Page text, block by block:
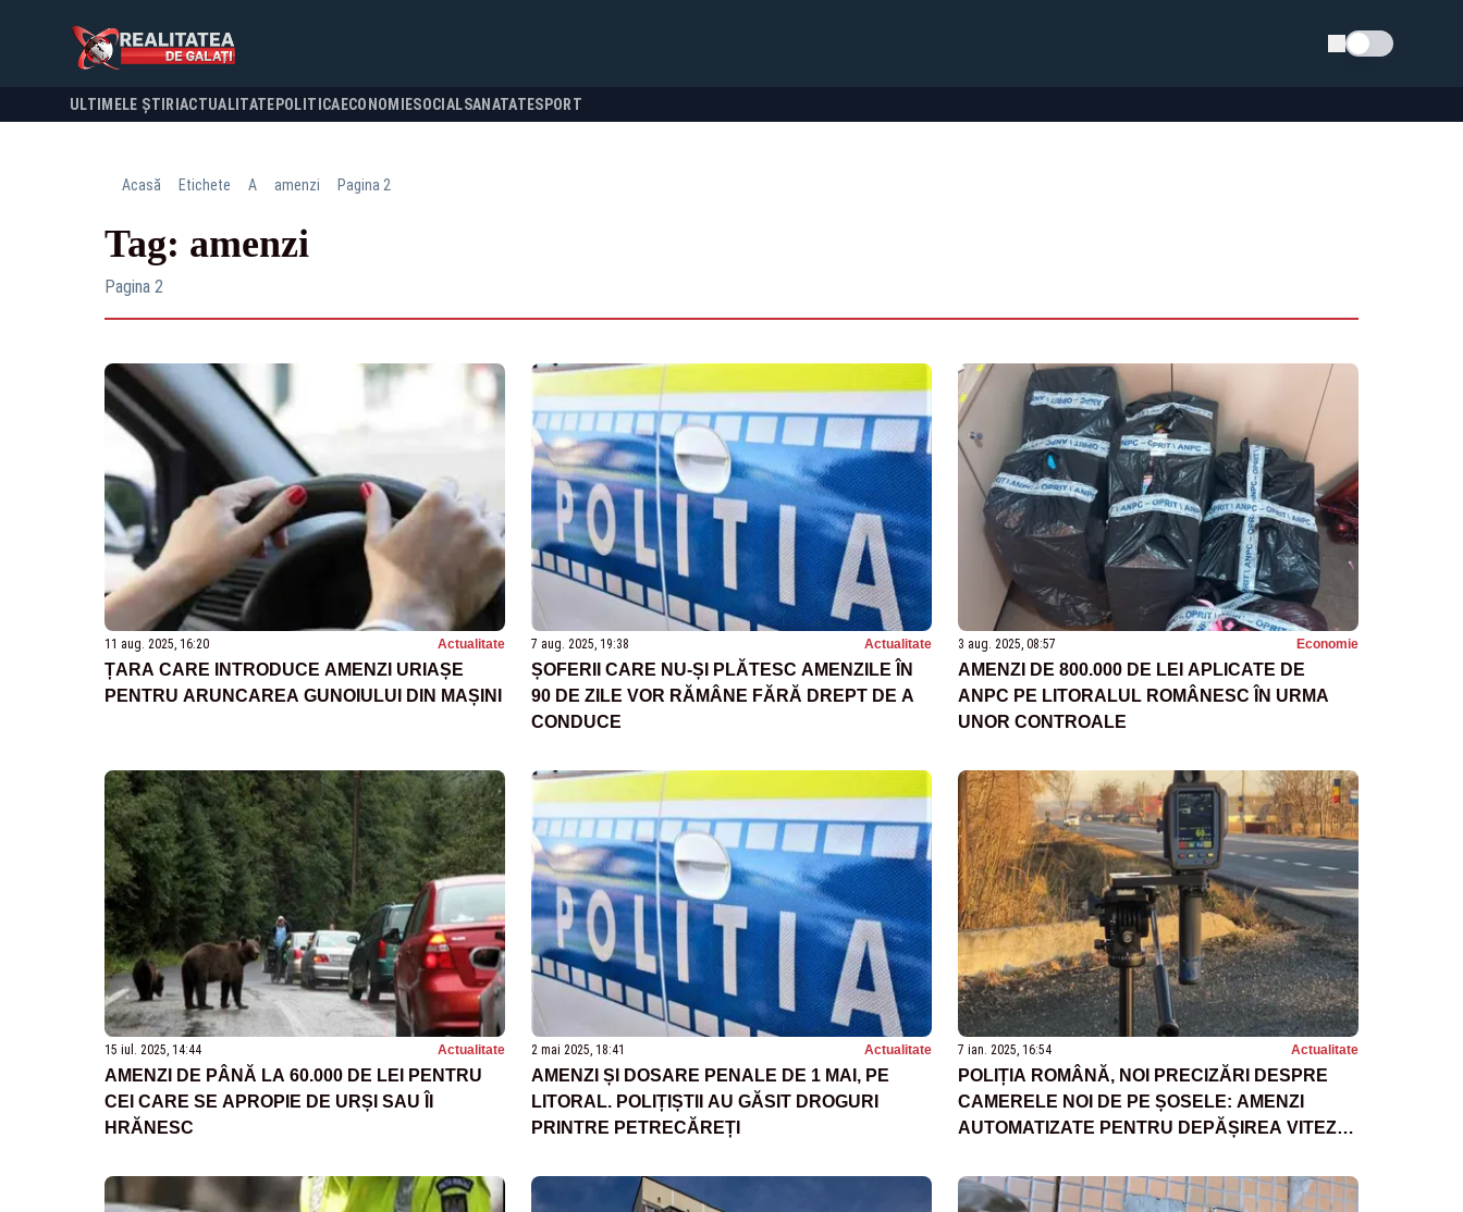
Schimba tema
ULTIMELE ȘTIRI ACTUALITATE POLITICA ECONOMIESOCIALSANATATESPORT
Acasă Etichete A amenzi Pagina 2
Tag: amenzi
Pagina 2
11 aug. 2025, 16:20 Actualitate
ȚARA CARE INTRODUCE AMENZI URIAȘE
PENTRU ARUNCAREA GUNOIULUI DIN MAȘINI
7 aug. 2025, 19:38 Actualitate
ȘOFERII CARE NU-ȘI PLĂTESC AMENZILE ÎN
90 DE ZILE VOR RĂMÂNE FĂRĂ DREPT DE A
CONDUCE
3 aug. 2025, 08:57 Economie
AMENZI DE 800.000 DE LEI APLICATE DE
ANPC PE LITORALUL ROMÂNESC ÎN URMA
UNOR CONTROALE
15 iul. 2025, 14:44 Actualitate
AMENZI DE PÂNĂ LA 60.000 DE LEI PENTRU
CEI CARE SE APROPIE DE URȘI SAU ÎI
HRĂNESC
2 mai 2025, 18:41 Actualitate
AMENZI ȘI DOSARE PENALE DE 1 MAI, PE
LITORAL. POLIȚIȘTII AU GĂSIT DROGURI
PRINTRE PETRECĂREȚI
7 ian. 2025, 16:54 Actualitate
POLIȚIA ROMÂNĂ, NOI PRECIZĂRI DESPRE
CAMERELE NOI DE PE ȘOSELE: AMENZI
AUTOMATIZATE PENTRU DEPĂȘIREA VITEZEI